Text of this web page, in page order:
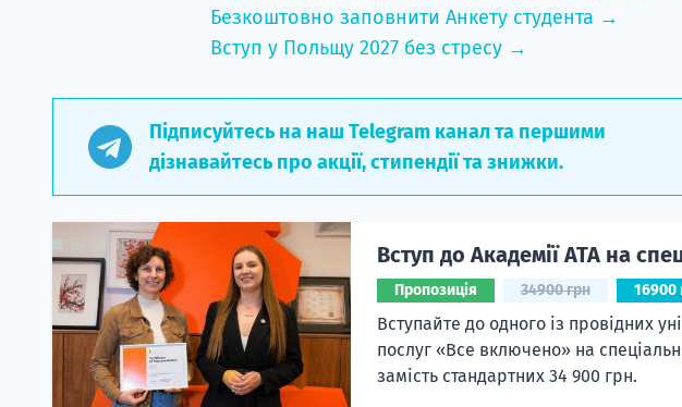
Безкоштовно заповнити Анкету студента →
Вступ у Польщу 2027 без стресу →
Підписуйтесь на наш Telegram канал та першими
дізнавайтесь про акції, стипендії та знижки.
Вступ до Академії ATA на
Пропозиція 34900 грн 16900
Вступайте до одного із провідних
послуг «Все включено» на
замість стандартних 34 900 грн.